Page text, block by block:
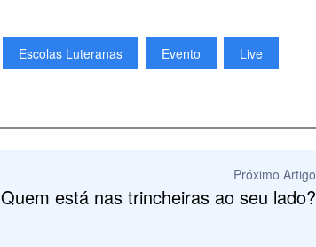
Escolas Luteranas Evento
Live
Próximo Artigo
Quem está nas trincheiras ao seu lado?